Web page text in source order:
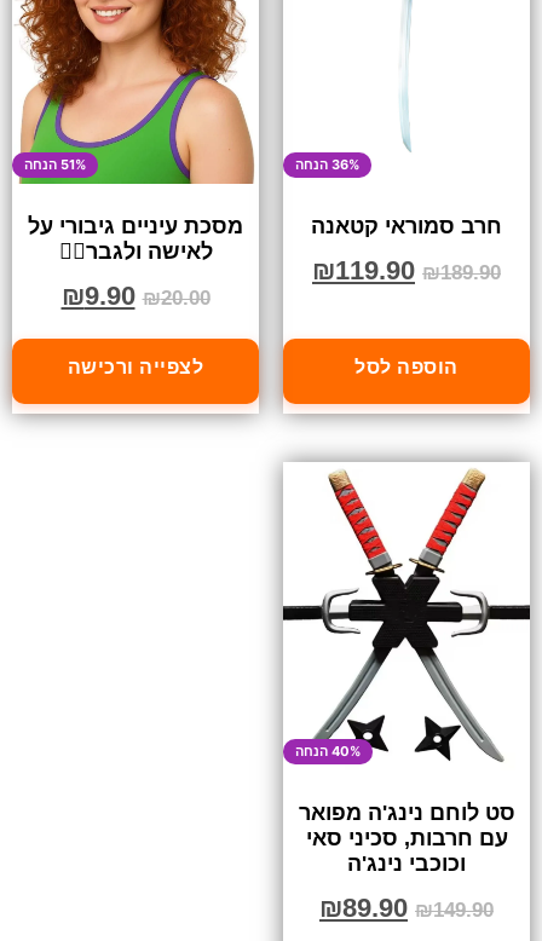
36% הנחה
חרב סמוראי קטאנה
₪189.90
₪119.90
הוספה לסל
51% הנחה
מסכת עיניים גיבורי על
לאישה ולגבר🦸‍♀️
₪20.00
₪9.90
לצפייה ורכישה
40% הנחה
סט לוחם נינג'ה מפואר
עם חרבות, סכיני סאי
וכוכבי נינג'ה
₪149.90
₪89.90